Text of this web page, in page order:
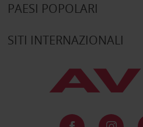
PAESI POPOLARI
SITI INTERNAZIONALI